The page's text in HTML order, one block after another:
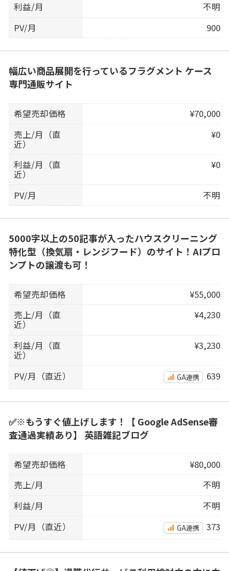
利益/月
不明
PV/月
900
幅広い商品展開を行っているフラグメント ケース
専門通販サイト
希望売却価格
¥70,000
売上/月（直
近）
¥0
利益/月（直
近）
¥0
PV/月 不明
5000字以上の50記事が入ったハウスクリーニング
特化型（換気扇・レンジフード）のサイト！AIプロ
ンプトの譲渡も可！
希望売却価格
¥55,000
売上/月（直
近）
¥4,230
利益/月（直
近）
¥3,230
PV/月（直近） GA連携 639
✅※もうすぐ値上げします！【 Google AdSense審
査通過実績あり】 英語雑記ブログ
希望売却価格
¥80,000
売上/月
不明
利益/月
不明
PV/月（直近）
GA連携 373